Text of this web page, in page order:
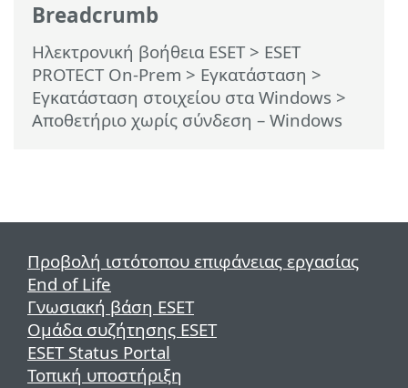
Breadcrumb
Ηλεκτρονική βοήθεια ESET> ESET
PROTECT On-Prem > Εγκατάσταση >
Εγκατάσταση στοιχείου στα Windows >
Αποθετήριο χωρίς σύνδεση – Windows
Προβολή ιστότοπου επιφάνειας εργασίας
End of Life
Γνωσιακή βάση ESET
Ομάδα συζήτησης ESET
ESET Status Portal
Τοπική υποστήριξη